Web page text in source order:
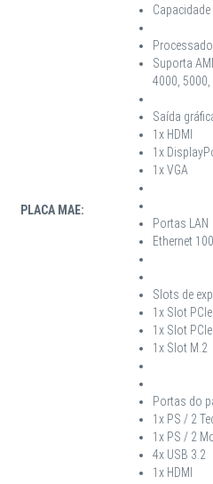
PLACA MAE:
Suporta
4000, 5000,
Saída
1x HDMI
1x
1x VGA
Portas LAN
Ethernet
Slots de
1x Slot
1x Slot PCIe
1x Slot M.2
Portas do
1x PS / 2
1x PS / 2
4x USB 3.2
1x HDMI